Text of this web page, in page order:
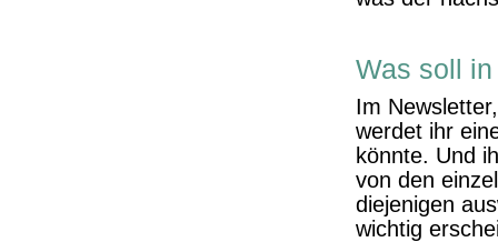
Was soll
Im
werdet ihr
könnte. Und
von den
diejenigen
wichtig